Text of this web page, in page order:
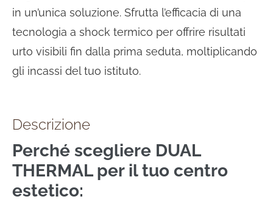
in un’unica soluzione. Sfrutta l’efficacia di una
tecnologia a shock termico per offrire risultati
urto visibili fin dalla prima seduta, moltiplicando
gli incassi del tuo istituto.
Descrizione
Perché scegliere DUAL
THERMAL per il tuo centro
estetico: